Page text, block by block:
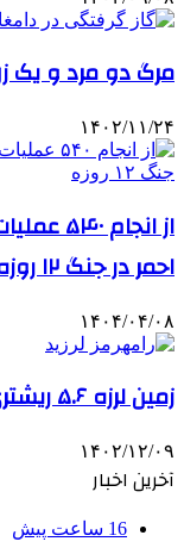
مرگ دو مرد و یک
۱۴۰۲/۱۱/۲۴
احمر در جنگ ۱۲ روزه
۱۴۰۴/۰۴/۰۸
زمین لرزه ۵.۶ ریشتری نپال را لرزاند
۱۴۰۲/۱۲/۰۹
آخرین اخبار
16 ساعت پیش